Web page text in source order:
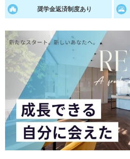
適職診断
あなたに合う仕事を診断！
就活ニュースペーパー
就活時事ニュースを更新
奨学金返済制度あり